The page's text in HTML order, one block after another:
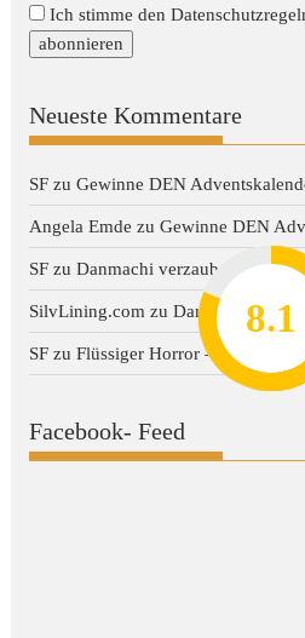
8.2
7.8
7.1
7
8.1
Ich stimme den
Neueste Kommentare
SF zuGewinne DEN
Angela Emde zuGewinne DEN
SF zuDanmachi verzaubert später
SilvLining.com zuDanmachi
SF zuFlüssiger Horror – Dark Water
Facebook- Feed